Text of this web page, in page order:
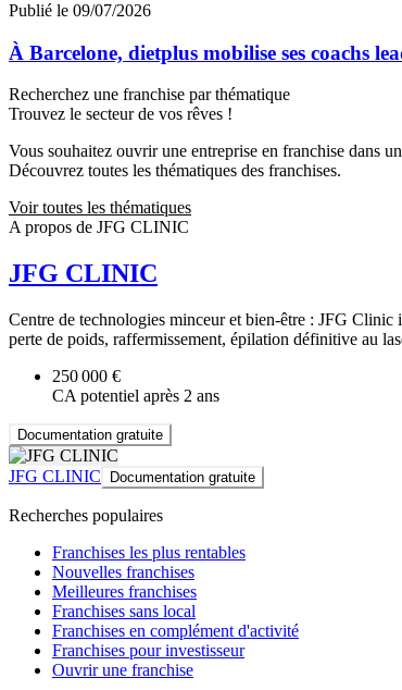
Publié le 09/07/2026
À Barcelone, dietplus mobilise ses coachs
Recherchez une franchise par thématique
Trouvez le secteur de vos rêves !
Vous souhaitez ouvrir une entreprise en franchise dans
Découvrez toutes les thématiques des franchises.
Voir toutes les thématiques
A propos de JFG CLINIC
JFG CLINIC
Centre de technologies minceur et bien-être : JFG
perte de poids, raffermissement, épilation définitive au
250 000 €
CA potentiel après 2 ans
Documentation gratuite
JFG CLINIC Documentation gratuite
Recherches populaires
Franchises les plus rentables
Nouvelles franchises
Meilleures franchises
Franchises sans local
Franchises en complément d'activité
Franchises pour investisseur
Ouvrir une franchise